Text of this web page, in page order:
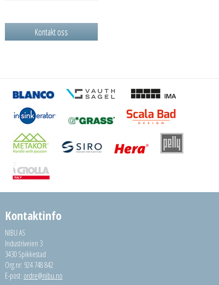
Kontakt oss
Kontaktinfo
NIBU AS
Industriveien 3
3430 Spikkestad
Org.nr: 924 748 842
E-post: ordre@nibu.no